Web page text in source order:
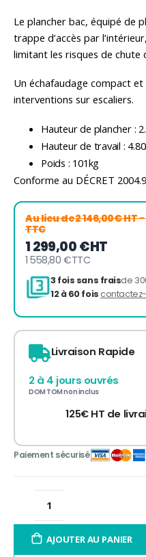
Le plancher bac, équipé de
trappe d’accès par
limitant les risques de chute
Un échafaudage compact
interventions sur escaliers.
Hauteur de plancher :
Hauteur de travail :
Poids : 101kg
Conforme au DÉCRET
Au lieu de2 146,00€ HT-
TTC
1 299,00 €HT
1 558,80 €TTC
3 fois sans frais
Livraison Rapide
2 à 4 jours ouvrés
DOM TOM non inclus
125€ HT de
AJOUTER AU PANIER